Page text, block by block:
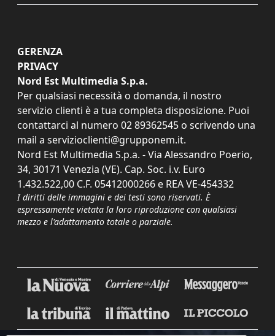
GERENZA
PRIVACY
Nord Est Multimedia S.p.a.
Per qualsiasi necessità o domanda, il nostro
servizio clienti è a tua completa disposizione. Puoi
contattarci al numero 02 89362545 o scrivendo una
mail a servizioclienti@grupponem.it.
Nord Est Multimedia S.p.a. - Via Alessandro Poerio,
34, 30171 Venezia (VE). Cap. Soc. i.v. Euro
1.432.522,00 C.F. 05412000266 e REA VE-454332
I diritti delle immagini e dei testi sono riservati. È
espressamente vietata la loro riproduzione con qualsiasi
mezzo e l'adattamento totale o parziale.